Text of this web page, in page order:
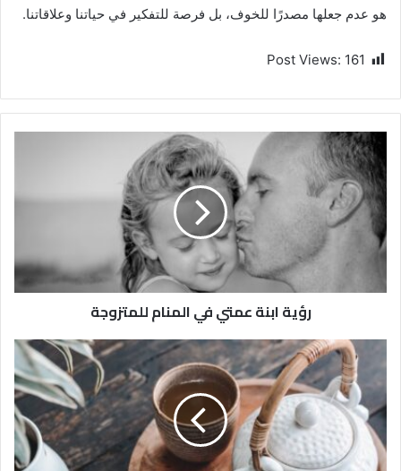
هو عدم جعلها مصدرًا للخوف، بل فرصة للتفكير في حياتنا وعلاقاتنا.
Post Views: 161
رؤية ابنة عمتي في المنام للمتزوجة